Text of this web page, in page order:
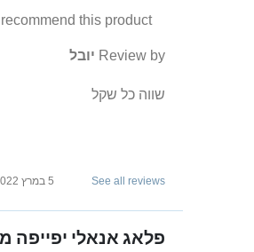
I recommend this product
Review by יובל
שווה כל שקל
See all reviews 5 במרץ 2022